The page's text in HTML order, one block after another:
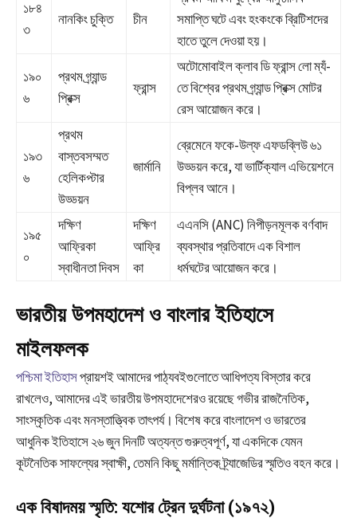
১৮৪
৩
নানকিং চুক্তি চীন
সমাপ্তি ঘটে এবং হংকংকে ব্রিটিশদের
হাতে তুলে দেওয়া হয়।
১৯০
৬
প্রথম গ্র্যান্ড
প্রিক্স
ফ্রান্স
অটোমোবাইল ক্লাব ডি ফ্রান্স লো ম্যঁ-
তে বিশ্বের প্রথম গ্র্যান্ড প্রিক্স মোটর
রেস আয়োজন করে।
১৯৩
৬
প্রথম
বাস্তবসম্মত
হেলিকপ্টার
উড্ডয়ন
জার্মানি
ব্রেমেনে ফকে-উল্ফ এফডব্লিউ ৬১
উড্ডয়ন করে, যা ভার্টিক্যাল এভিয়েশনে
বিপ্লব আনে।
১৯৫
০
দক্ষিণ
আফ্রিকা
স্বাধীনতা দিবস
দক্ষিণ
আফ্রি
কা
এএনসি (ANC) নিপীড়নমূলক বর্ণবাদ
ব্যবস্থার প্রতিবাদে এক বিশাল
ধর্মঘটের আয়োজন করে।
ভারতীয় উপমহাদেশ ও বাংলার ইতিহাসে
মাইলফলক
পশ্চিমা ইতিহাসপ্রায়শই আমাদের পাঠ্যবইগুলোতে আধিপত্য বিস্তার করে
রাখলেও, আমাদের এই ভারতীয় উপমহাদেশেরও রয়েছে গভীর রাজনৈতিক,
সাংস্কৃতিক এবং মনস্তাত্ত্বিক তাৎপর্য। বিশেষ করে বাংলাদেশ ও ভারতের
আধুনিক ইতিহাসে ২৬ জুন দিনটি অত্যন্ত গুরুত্বপূর্ণ, যা একদিকে যেমন
কূটনৈতিক সাফল্যের স্বাক্ষী, তেমনি কিছু মর্মান্তিক ট্র্যাজেডির স্মৃতিও বহন করে।
এক বিষাদময় স্মৃতি: যশোর ট্রেন দুর্ঘটনা (১৯৭২)